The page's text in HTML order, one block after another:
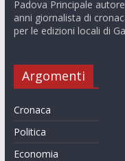
Padova Principale
anni giornalista di
per le edizioni locali di
Argomenti
Cronaca
Politica
Economia